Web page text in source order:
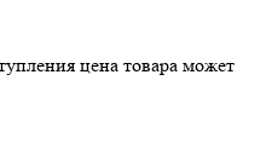
цена товара может